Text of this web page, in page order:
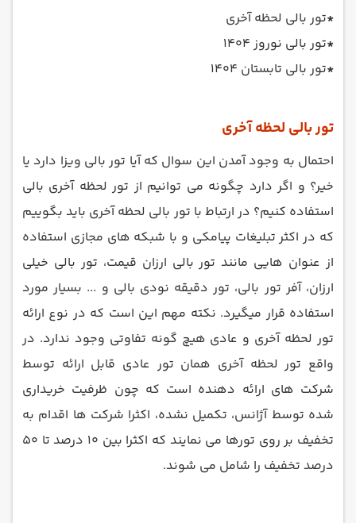
*تور بالی لحظه آخری
*تور بالی نوروز 1404
*تور بالی تابستان 1404
تور بالی لحظه آخری
احتمال به وجود آمدن این سوال که آیا تور بالی ویزا دارد یا
خیر؟ و اگر دارد چگونه می توانیم از تور لحظه آخری بالی
استفاده کنیم؟ در ارتباط با تور بالی لحظه آخری باید بگوییم
که در اکثر تبلیغات پیامکی و با شبکه های مجازی استفاده
از عنوان هایی مانند تور بالی ارزان قیمت، تور بالی خیلی
ارزان، آفر تور بالی، تور دقیقه نودی بالی و ... بسیار مورد
استفاده قرار میگیرد. نکته مهم این است که در نوع ارائه
تور لحظه آخری و عادی هیچ گونه تفاوتی وجود ندارد. در
واقع تور لحظه آخری همان تور عادی قابل ارائه توسط
شرکت های ارائه دهنده است که چون ظرفیت خریداری
شده توسط آژانس، تکمیل نشده، اکثرا شرکت ها اقدام به
تخفیف بر روی تورها می نمایند که اکثرا بین 10 درصد تا 50
درصد تخفیف را شامل می شوند.